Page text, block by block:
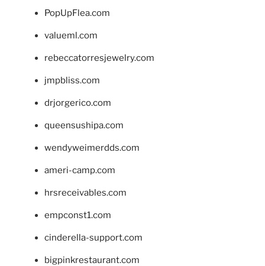
PopUpFlea.com
valueml.com
rebeccatorresjewelry.com
jmpbliss.com
drjorgerico.com
queensushipa.com
wendyweimerdds.com
ameri-camp.com
hrsreceivables.com
empconst1.com
cinderella-support.com
bigpinkrestaurant.com